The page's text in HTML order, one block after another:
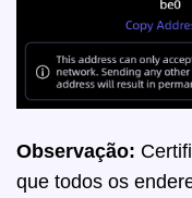
Observação:
que todos os